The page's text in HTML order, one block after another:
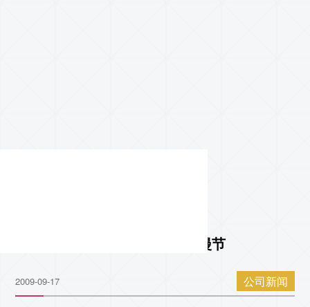
亚星管理参展2009厦门国际动漫节
2009-09-17 公司新闻